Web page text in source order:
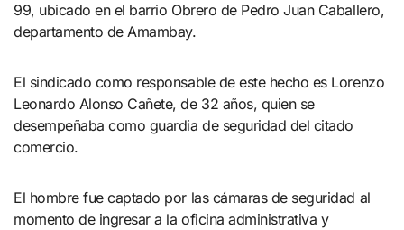
99, ubicado en el barrio Obrero de Pedro Juan Caballero,
departamento de Amambay.
El sindicado como responsable de este hecho es Lorenzo
Leonardo Alonso Cañete, de 32 años, quien se
desempeñaba como guardia de seguridad del citado
comercio.
El hombre fue captado por las cámaras de seguridad al
momento de ingresar a la oficina administrativa y